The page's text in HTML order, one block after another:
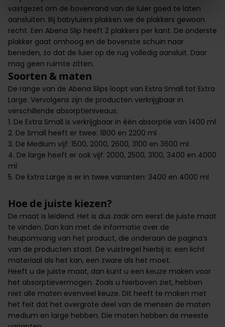
vastgezet om de bovenrand van de luier goed te laten
aansluiten. Bij babyluiers plakken we de plakkers gewoon
recht. Een Abena Slip heeft 2 plakkers per kant. De onderste
plakker gaat omhoog en de bovenste schuin naar
beneden, zo dat de luier op de rug volledig aansluit. Daar
mag geen ruimte zitten.
Soorten & maten
De range van de Abena Slips loopt van Extra Small tot Extra
Large. Vervolgens zijn de producten verkrijgbaar in
verschillende absorptieniveaus.
1. De Extra Small is verkrijgbaar in één absorptie van 1400 ml
2. De Small heeft er twee: 1800 en 2200 ml
3. De Medium vijf: 1500, 2000, 2600, 3100 en 3600 ml
4. De large heeft er ook vijf: 2000, 2500, 3100, 3400 en 4000
ml
5. De Extra Large is er in twee varianten: 3400 en 4000 ml
Hoe de juiste kiezen?
De maat is leidend. Het is dus zaak om eerst de juiste maat
te vinden. Dan kan met de informatie over de
heupomvang van het product, die onderaan de pagina’s
van de producten staat. De vuistregel hierbij is: een licht
materiaal als het kan, een zware als het moet.
Heeft u de juiste maat, dan kunt u een keuze maken voor
het absorptievermogen. Zoals u hierboven ziet, hebben
niet alle maten evenveel keuze. Dit heeft te maken met
het feit dat het overgrote deel van de mensen de maten
medium en large hebben. Die maten hebben de meeste